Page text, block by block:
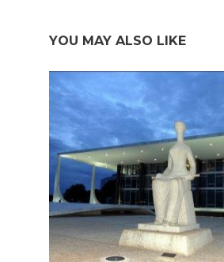
YOU MAY ALSO LIKE